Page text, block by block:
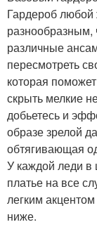
Гардероб
разнообразным,
различные
пересмотреть
которая
скрыть мелкие
добьетесь и
образе зрелой
обтягивающая
У каждой леди
платье на все
легким
ниже.